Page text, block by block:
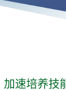
速培养技